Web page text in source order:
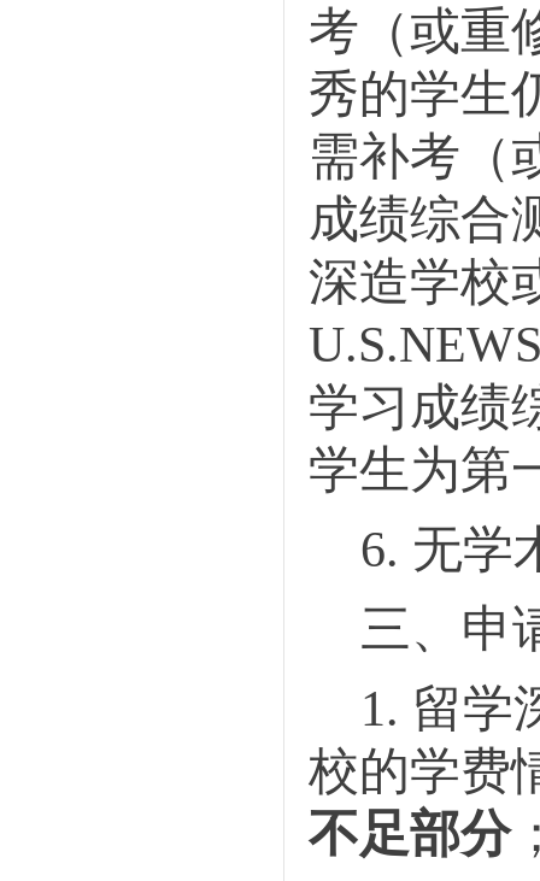
考（或重
秀的学生
需补考（
成绩综合
深造学校
学习成绩
学生为第
6. 无学
三、申
1. 留学
校的学费
不足部分